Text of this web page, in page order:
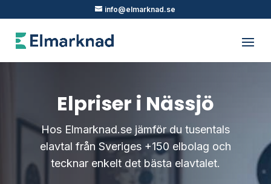
info@elmarknad.se
Elpriser i Nässjö
Hos Elmarknad.se jämför du tusentals
elavtal från Sveriges +150 elbolag och
tecknar enkelt det bästa elavtalet.